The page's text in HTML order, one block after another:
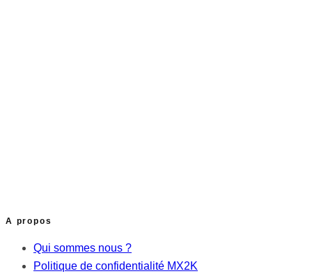
A propos
Qui sommes nous ?
Politique de confidentialité MX2K